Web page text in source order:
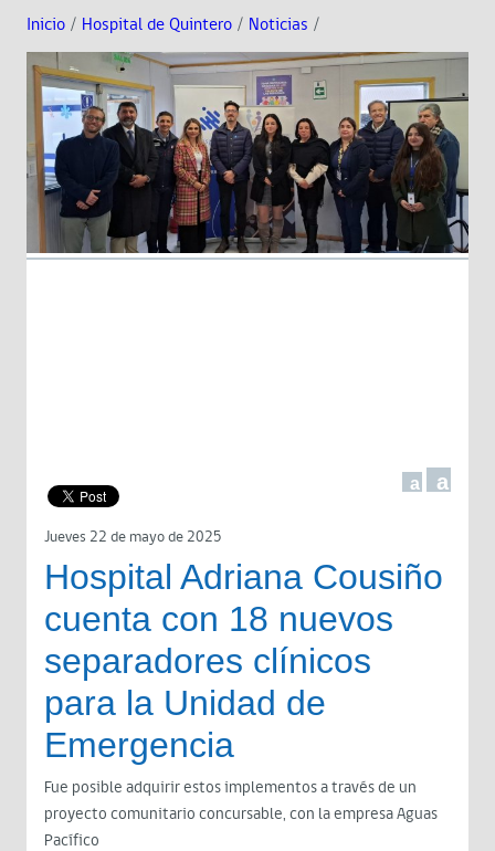
Inicio / Hospital de Quintero / Noticias /
a a
Jueves 22 de mayo de 2025
Hospital Adriana Cousiño
cuenta con 18 nuevos
separadores clínicos
para la Unidad de
Emergencia
Fue posible adquirir estos implementos a través de un
proyecto comunitario concursable, con la empresa Aguas
Pacífico